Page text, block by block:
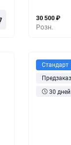
Розн.
30 500 ₽
Стандарт
Предзаказ
30 дней